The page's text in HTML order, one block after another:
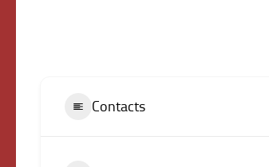
Contacts